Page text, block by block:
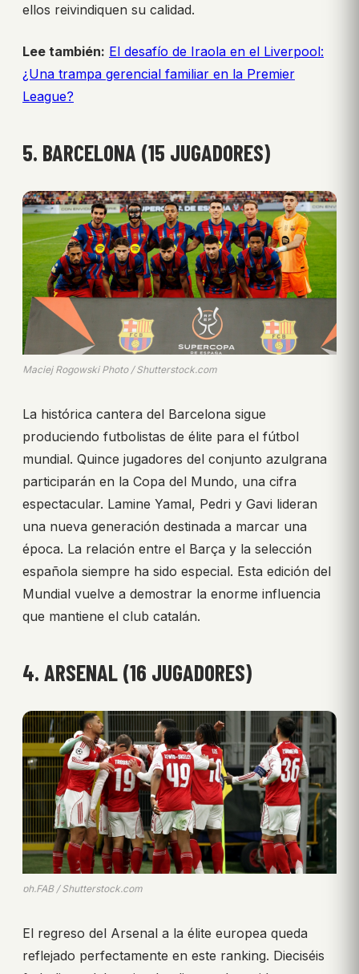
ellos reivindiquen su calidad.
Lee también: El desafío de Iraola en el Liverpool:
¿Una trampa gerencial familiar en la Premier
League?
5. BARCELONA (15 JUGADORES)
Maciej Rogowski Photo / Shutterstock.com
La histórica cantera del Barcelona sigue
produciendo futbolistas de élite para el fútbol
mundial. Quince jugadores del conjunto azulgrana
participarán en la Copa del Mundo, una cifra
espectacular. Lamine Yamal, Pedri y Gavi lideran
una nueva generación destinada a marcar una
época. La relación entre el Barça y la selección
española siempre ha sido especial. Esta edición del
Mundial vuelve a demostrar la enorme influencia
que mantiene el club catalán.
4. ARSENAL (16 JUGADORES)
ph.FAB / Shutterstock.com
El regreso del Arsenal a la élite europea queda
reflejado perfectamente en este ranking. Dieciséis